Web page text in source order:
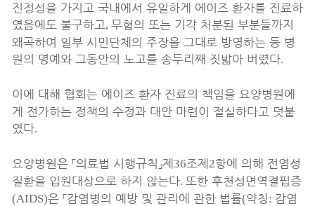
진정성을 가지고 국내에서 유일하게 에이즈 환자를 진료하
였음에도 불구하고, 무혐의 또는 기각 처분된 부분들까지
왜곡하여 일부 시민단체의 주장을 그대로 방영하는 등 병
원의 명예와 그동안의 노고를 송두리째 짓밟아 버렸다.
이에 대해 협회는 에이즈 환자 진료의 책임을 요양병원에
게 전가하는 정책의 수정과 대안 마련이 절실하다고 덧붙
였다.
요양병원은 「의료법 시행규칙 」제 36조제 2항에 의해 전염성
질환을 입원대상으로 하지 않는다. 또한 후천성면역결핍증
(AIDS)은 「감염병의 예방 및 관리에 관한 법률(약칭: 감염